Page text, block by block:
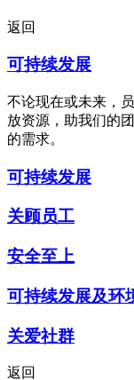
返回
可持续发展
不论现在或未来，
放资源，助我们的
的需求。
可持续发展
关顾员工
安全至上
可持续发展及环
关爱社群
返回